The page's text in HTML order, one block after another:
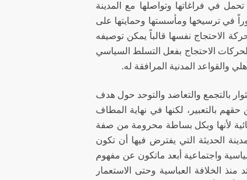
في فراغاتها وتواصلها مع المدينة
ترسيخها ومأسستها وحمايتها على
الاحتجاج نفسها قالباً يمكن توصيفه
الاحتجاج بفعل التسلط السياسي
والقواعد المدنية المرافقة له.
بالتجمع والتعاضد والتوحد حول هدف
بالتعبير، لكنها في نهاية المطاف
لأنها وبكل بساطة محرومة من صفة
الحديثة التي يفترض فيها أن تكون
واجتماعية أبعد ماتكون عن مفهوم
الخلافة العباسية وحتى الاستعمار